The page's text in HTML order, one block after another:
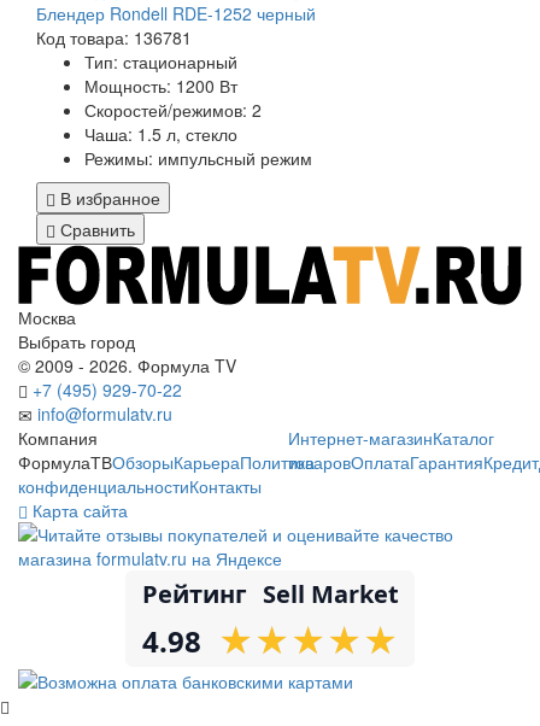
Блендер Rondell RDE-1252 черный
Код товара: 136781
Тип: стационарный
Мощность: 1200 Вт
Скоростей/режимов: 2
Чаша: 1.5 л, стекло
Режимы: импульсный режим
В избранное
Сравнить
Москва
Выбрать город
© 2009 - 2026. Формула TV
+7 (495) 929-70-22
info@formulatv.ru
Компания
ФормулаТВОбзорыКарьераПолитика
конфиденциальностиКонтакты
Интернет-магазинКаталог
товаровОплатаГарантияКредит
Карта сайта
Рейтинг Sell Market
4.98 ★
★★
★★
★★
★★
★